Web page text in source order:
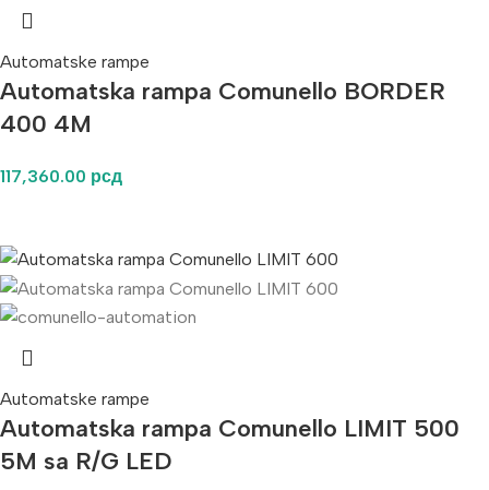
Automatske rampe
Automatska rampa Comunello BORDER
400 4M
117,360.00 рсд
Automatske rampe
Automatska rampa Comunello LIMIT 500
5M sa R/G LED